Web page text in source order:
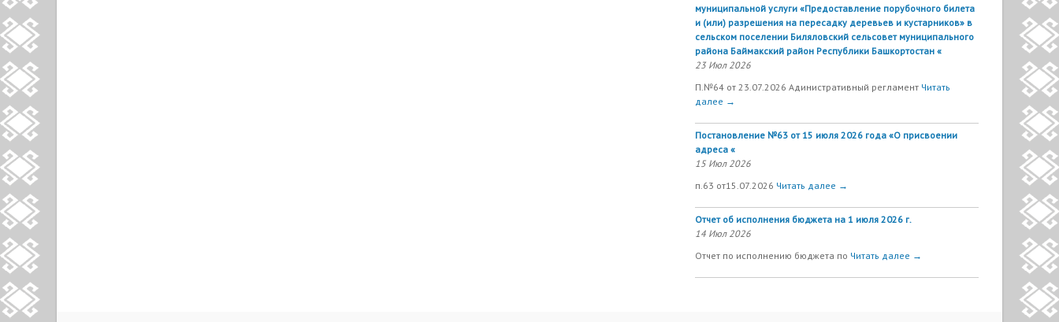
муниципальной услуги «Предоставление порубочного билета
и (или) разрешения на пересадку деревьев и кустарников» в
сельском поселении Биляловский сельсовет муниципального
района Баймакский район Республики Башкортостан «
23 Июл 2026
П.№64 от 23.07.2026 Адинистративный регламент Читать
далее →
Постановление №63 от 15 июля 2026 года «О присвоении
адреса «
15 Июл 2026
п.63 от15.07.2026 Читать далее →
Отчет об исполнения бюджета на 1 июля 2026 г.
14 Июл 2026
Отчет по исполнению бюджета по Читать далее →